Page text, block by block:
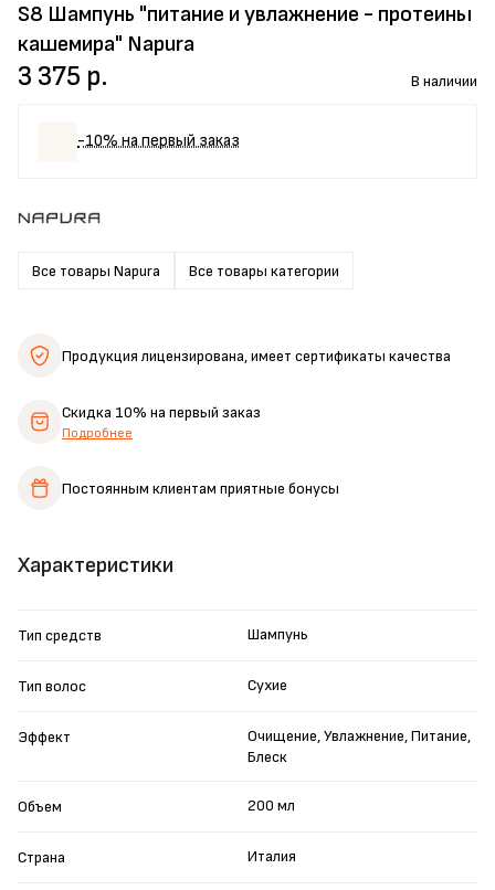
S8 Шампунь "питание и увлажнение - протеины
кашемира" Napura
Все товары Napura Все товары категории
3 375 р. В наличии
-10% на первый заказ
Характеристики
Тип средств Шампунь
Тип волос Сухие
Эффект
Очищение, Увлажнение, Питание,
Блеск
Объем 200 мл
Страна Италия
Продукция лицензирована,имеет сертификаты качества
Скидка 10% на первый заказ
Подробнее
Постоянным клиентам приятные бонусы